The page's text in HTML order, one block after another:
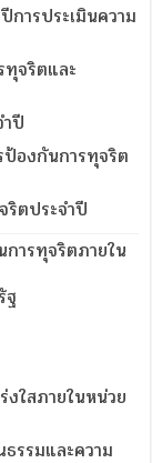
การประเมินความ
ทุจริตและ
ปี
ป้องกันการทุจริต
ริตประจำปี
การทุจริตภายใน
ฐ
งใสภายในหน่วย
รรมและความ